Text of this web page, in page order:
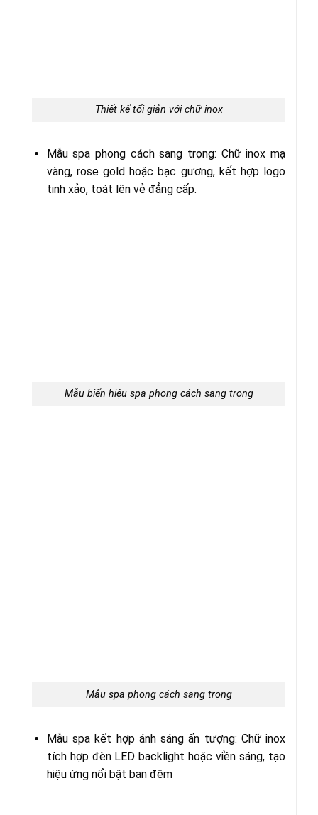
Thiết kế tối giản với chữ inox
Mẫu spa phong cách sang trọng: Chữ inox mạ
vàng, rose gold hoặc bạc gương, kết hợp logo
tinh xảo, toát lên vẻ đẳng cấp.
Mẫu biển hiệu spa phong cách sang trọng
Mẫu spa phong cách sang trọng
Mẫu spa kết hợp ánh sáng ấn tượng: Chữ inox
tích hợp đèn LED backlight hoặc viền sáng, tạo
hiệu ứng nổi bật ban đêm